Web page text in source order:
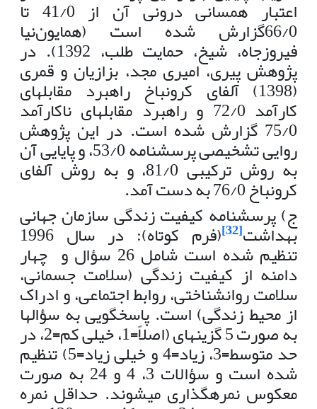
اعتبار همسانی درونی آن از 41/0 تا
66/0گزارش شده است (همایون‌نیا
فیروزجاه، شیخ، حمایت طلب، 1392). در
پژوهش پیری، امیری مجد، بزازیان و قمری
(1398) آلفای کرونباخ راهبرد مقابله­ای
کارآمد 72/0 و راهبرد مقابله­ای ناکارآمد
75/0 گزارش شده است. در این پژوهش
روایی تشخیصی پرسشنامه 53/0، و پایایی آن
به روش ترکیبی 81/0، و به روش آلفای
کرونباخ 76/0 به دست آمد.
ج) پرسشنامه کیفیت زندگی سازمان جهانی
بهداشت[32] (فرم کوتاه): در سال 1996
تنظیم شده است شامل 26 سؤال و چهار
دامنه از کیفیت زندگی (سلامت جسمانی،
سلامت روانشناختی، روابط اجتماعی، و ادراک
از محیط زندگی) است. پاسخگویی به سؤال­ها
به صورت 5 گزینه­ای (اصلاً=1، خیلی کم=2، در
حد متوسط=3، زیاد=4 و خیلی زیاد=5) تنظیم
شده است و سؤالات 3، 4 و 24 به صورت
معکوس نمره­گذاری می­شوند. حداقل نمره